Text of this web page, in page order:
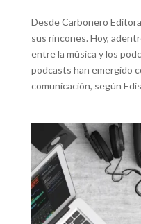
Desde Carbonero
sus rincones. Hoy,
entre la música y los
podcasts han emergido
comunicación, según